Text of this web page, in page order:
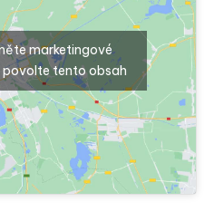
marketingové
tento obsah